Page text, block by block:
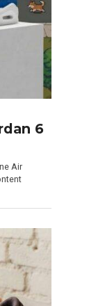
6
Air